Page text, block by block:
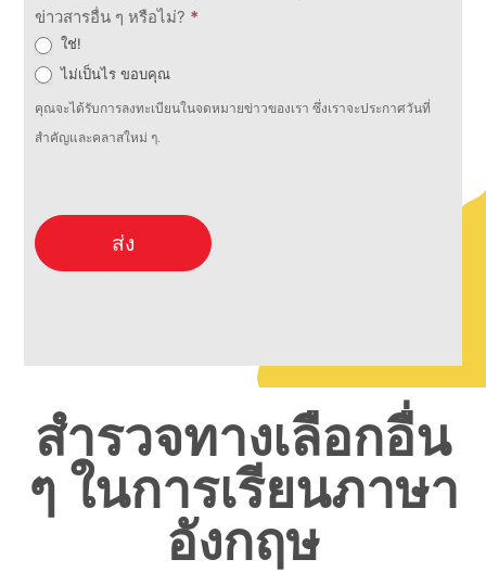
ข่าวสารอื่น ๆ หรือไม่? *
ใช่!
ไม่เป็นไร ขอบคุณ
คุณจะได้รับการลงทะเบียนในจดหมายข่าวของเรา ซึ่งเราจะประกาศวันที่
สำคัญและคลาสใหม่ ๆ.
ส่ง
สำรวจทางเลือกอื่น
ๆ ในการเรียนภาษา
อังกฤษ